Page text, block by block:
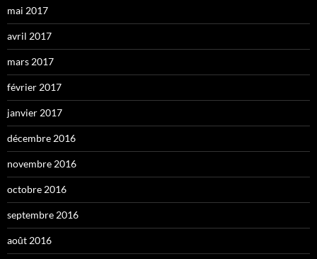
mai 2017
avril 2017
mars 2017
février 2017
janvier 2017
décembre 2016
novembre 2016
octobre 2016
septembre 2016
août 2016